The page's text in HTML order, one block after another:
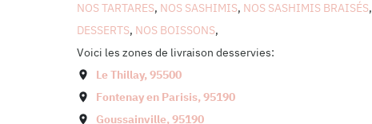
NOS TARTARES, NOS SASHIMIS, NOS SASHIMIS BRAISÉS,
DESSERTS, NOS BOISSONS,
Voici les zones de livraison desservies:
Le Thillay,95500
Fontenay en Parisis,95190
Goussainville,95190